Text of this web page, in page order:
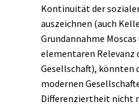
Kontinuität der
auszeichnen (auch
Grundannahme
elementaren Relevanz
Gesellschaft), könnten
modernen
Differenziertheit nicht